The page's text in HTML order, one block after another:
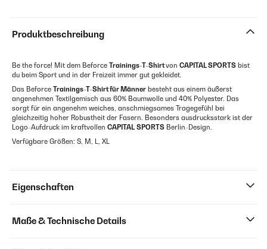
Produktbeschreibung
Be the force! Mit dem Beforce Trainings-T-Shirtvon CAPITAL SPORTS bist
du beim Sport und in der Freizeit immer gut gekleidet.
Das Beforce Trainings-T-Shirt für Männer besteht aus einem äußerst
angenehmen Textilgemisch aus 60% Baumwolle und 40% Polyester. Das
sorgt für ein angenehm weiches, anschmiegsames Tragegefühl bei
gleichzeitig hoher Robustheit der Fasern. Besonders ausdrucksstark ist der
Logo-Aufdruck im kraftvollen CAPITAL SPORTS Berlin-Design.
Verfügbare Größen: S, M, L, XL
Eigenschaften
Maße & Technische Details